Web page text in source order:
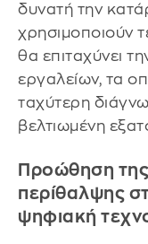
δυνατή την
χρησιμοποιούν
θα επιταχύνει
εργαλείων, τα
ταχύτερη
βελτιωμένη
Προώθηση της
περίθαλψης
ψηφιακή